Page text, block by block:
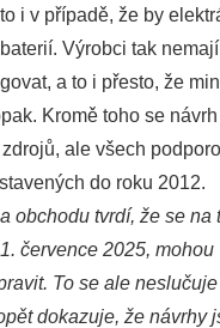
i v případě, že by
Výrobci tak
a to i přesto, že
Kromě toho se
ale všech
do roku 2012.
obchodu tvrdí, že se na
července 2025, mohou
To se ale neslučuje
dokazuje, že návrhy